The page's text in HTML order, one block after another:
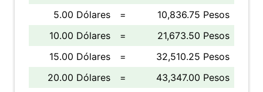
5.00 Dólares
=
10,836.75 Pesos
10.00 Dólares
=
21,673.50 Pesos
15.00 Dólares
=
32,510.25 Pesos
20.00 Dólares
=
43,347.00 Pesos